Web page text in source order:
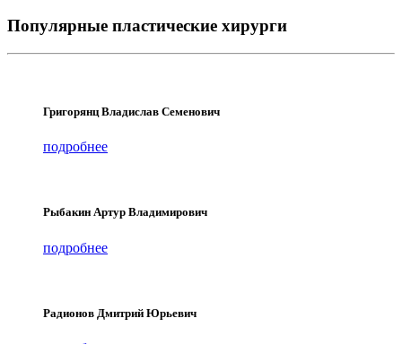
Популярные пластические хирурги
Григорянц Владислав Семенович
подробнее
Рыбакин Артур Владимирович
подробнее
Радионов Дмитрий Юрьевич